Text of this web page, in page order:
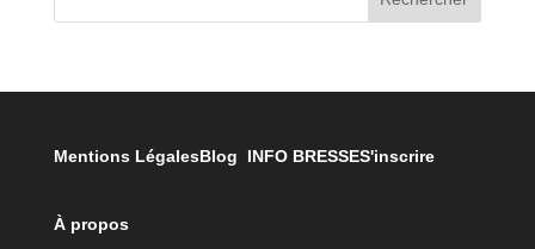
Mentions LégalesBlog INFO BRESSES'inscrire
À propos